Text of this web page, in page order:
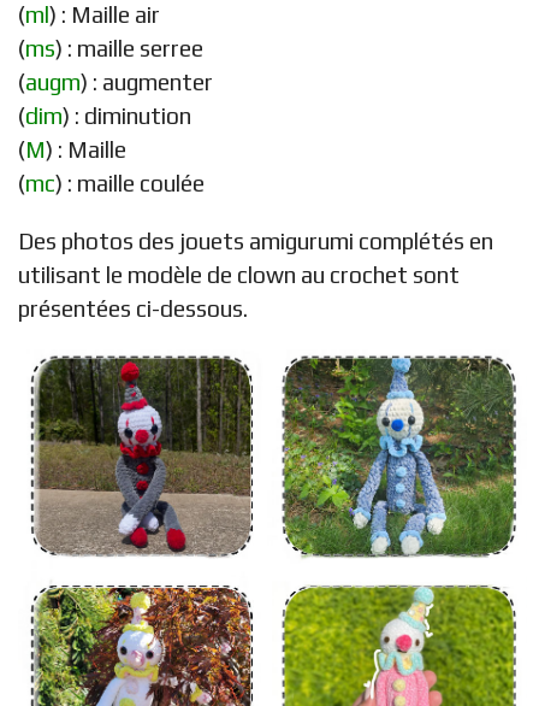
(ml) : Maille air
(ms) : maille serree
(augm) : augmenter
(dim) : diminution
(M) : Maille
(mc) : maille coulée
Des photos des jouets amigurumi complétés en
utilisant le modèle de clown au crochet sont
présentées ci-dessous.